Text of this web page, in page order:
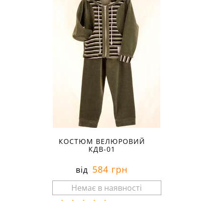
КОСТЮМ ВЕЛЮРОВИЙ
КДВ-01
від 584 грн